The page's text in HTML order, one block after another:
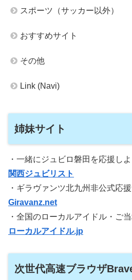
スポーツ（サッカー以外）
おすすめサイト
その他
Link (Navi)
姉妹サイト
・一緒にジュビロ磐田を応援しよ
関西ジュビリスト
・ギラヴァンツ北九州非公式応
Giravanz.net
・全国のローカルアイドル・ご
ローカルアイドル.jp
次世代高速ブラウザ